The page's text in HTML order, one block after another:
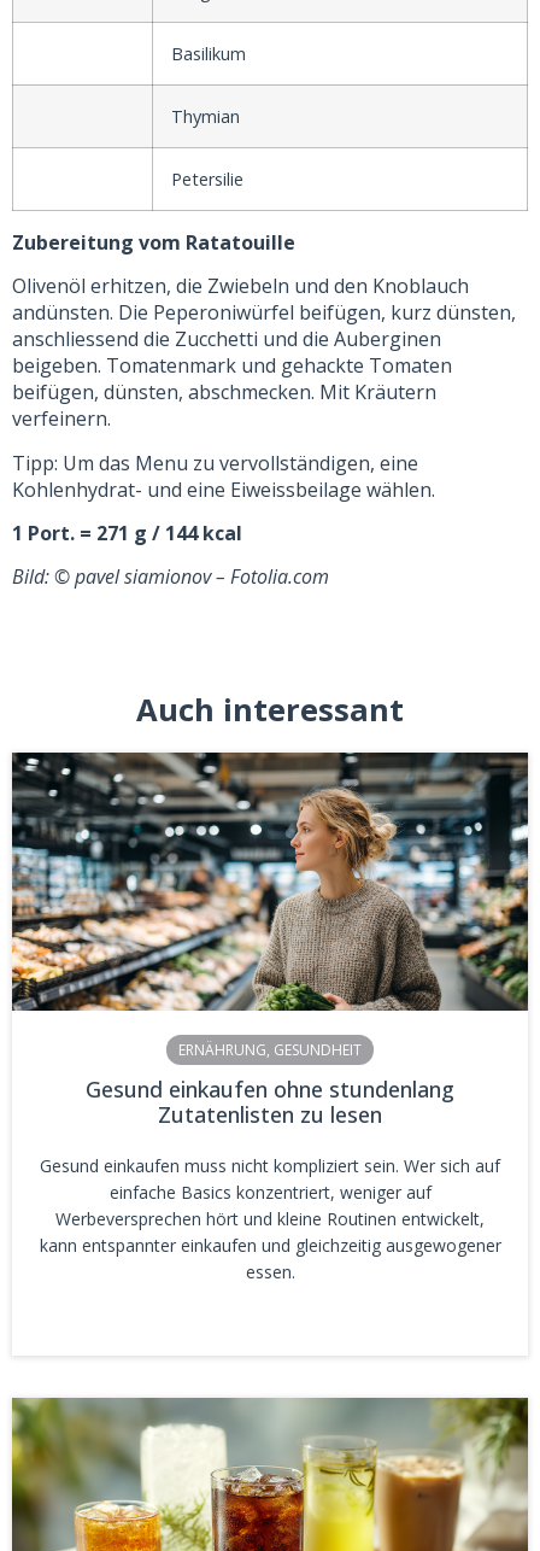
Basilikum
Thymian
Petersilie
Zubereitung vom Ratatouille
Olivenöl erhitzen, die Zwiebeln und den Knoblauch
andünsten. Die Peperoniwürfel beifügen, kurz dünsten,
anschliessend die Zucchetti und die Auberginen
beigeben. Tomatenmark und gehackte Tomaten
beifügen, dünsten, abschmecken. Mit Kräutern
verfeinern.
Tipp: Um das Menu zu vervollständigen, eine
Kohlenhydrat- und eine Eiweissbeilage wählen.
1 Port. = 271 g / 144 kcal
Bild: © pavel siamionov – Fotolia.com
Auch interessant
ERNÄHRUNG, GESUNDHEIT
Gesund einkaufen ohne stundenlang
Zutatenlisten zu lesen
Gesund einkaufen muss nicht kompliziert sein. Wer sich auf
einfache Basics konzentriert, weniger auf
Werbeversprechen hört und kleine Routinen entwickelt,
kann entspannter einkaufen und gleichzeitig ausgewogener
essen.